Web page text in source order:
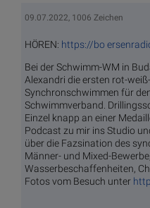
09.07.2022, 1006 Zeichen
HÖREN: https://bo
Bei der Schwimm-WM in
Alexandri die ersten rot-
Synchronschwimmen für
Schwimmverband.
Einzel knapp an einer
Podcast zu mir ins Studio
über die Fazsination des
Männer- und Mixed-
Wasserbeschaffenheiten,
Fotos vom Besuch unter